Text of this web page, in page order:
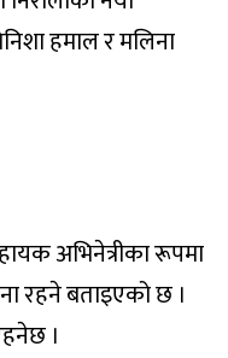
हमाल र मलिना
अभिनेत्रीका रूपमा
रहने बताइएको छ ।
।